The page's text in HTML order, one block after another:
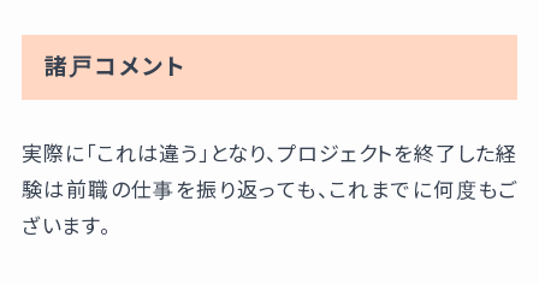
諸戸コメント
実際に「これは違う」となり、プロジェクトを終了した経
験は前職の仕事を振り返っても、これまでに何度もご
ざいます。